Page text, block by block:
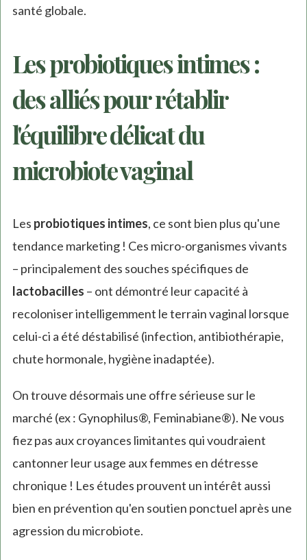
santé globale.
Les probiotiques intimes :
des alliés pour rétablir
l'équilibre délicat du
microbiote vaginal
Les probiotiques intimes, ce sont bien plus qu'une
tendance marketing ! Ces micro-organismes vivants
– principalement des souches spécifiques de
lactobacilles – ont démontré leur capacité à
recoloniser intelligemment le terrain vaginal lorsque
celui-ci a été déstabilisé (infection, antibiothérapie,
chute hormonale, hygiène inadaptée).
On trouve désormais une offre sérieuse sur le
marché (ex : Gynophilus®, Feminabiane®). Ne vous
fiez pas aux croyances limitantes qui voudraient
cantonner leur usage aux femmes en détresse
chronique ! Les études prouvent un intérêt aussi
bien en prévention qu'en soutien ponctuel après une
agression du microbiote.